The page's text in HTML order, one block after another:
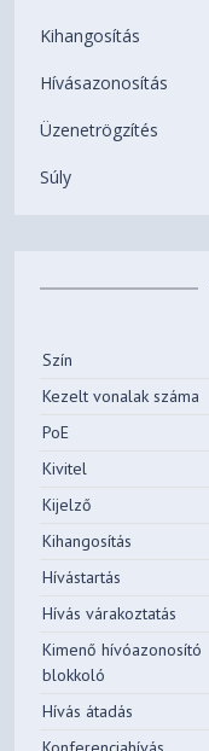
Kihangosítás
Hívásazonosítás
Üzenetrögzítés
Súly
Szín
Kezelt vonalak száma
PoE
Kivitel
Kijelző
Kihangosítás
Hívástartás
Hívás várakoztatás
Kimenő hívóazonosító
blokkoló
Hívás átadás